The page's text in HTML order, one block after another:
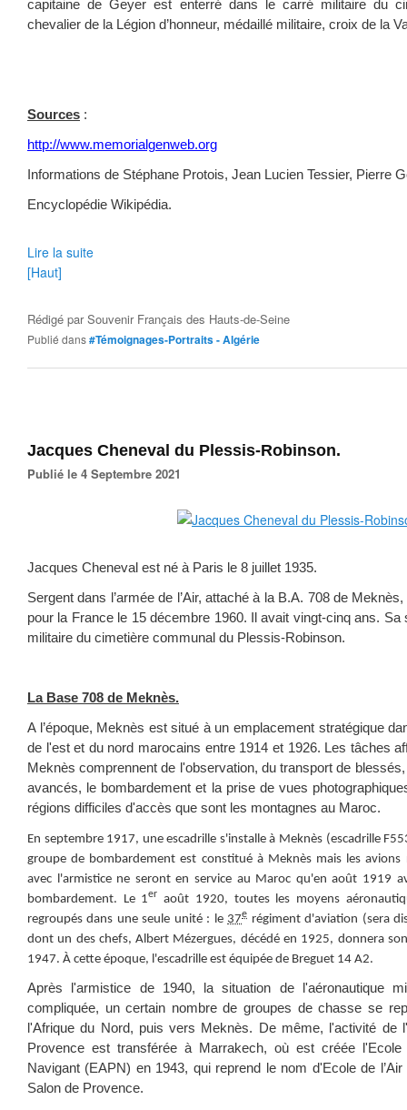
capitaine de Geyer est enterré dans le carré militaire du
chevalier de la Légion d’honneur, médaillé militaire, croix de la
Sources :
http://www.memorialgenweb.org
Informations de Stéphane Protois, Jean Lucien Tessier, Pierre
Encyclopédie Wikipédia.
Lire la suite
[Haut]
Rédigé parSouvenir Français des Hauts-de-Seine
Publié dans#Témoignages-Portraits - Algérie
Jacques Cheneval du Plessis-Robinson.
Publié le 4 Septembre 2021
Jacques Cheneval est né à Paris le 8 juillet 1935.
Sergent dans l’armée de l’Air, attaché à la B.A. 708 de
pour la France le 15 décembre 1960. Il avait vingt-cinq ans.
militaire du cimetière communal du Plessis-Robinson.
La Base 708 de Meknès.
A l’époque, Meknès est situé à un emplacement stratégique
de l'est et du nord marocains entre 1914 et 1926. Les tâches
Meknès comprennent de l'observation, du transport de
avancés, le bombardement et la prise de vues
régions difficiles d'accès que sont les montagnes au Maroc.
En septembre 1917, une escadrille s'installe à Meknès (escadrille
groupe de bombardement est constitué à Meknès mais les avions
avec l'armistice ne seront en service au Maroc qu'en août 1919
bombardement. Le 1er août 1920, toutes les moyens
regroupés dans une seule unité : le 37e régiment d'aviation (sera
dont un des chefs, Albert Mézergues, décédé en 1925, donnera
1947. À cette époque, l'escadrille est équipée de Breguet 14 A2.
Après l'armistice de 1940, la situation de l'aéronautique
compliquée, un certain nombre de groupes de chasse se
l'Afrique du Nord, puis vers Meknès. De même, l'activité de
Provence est transférée à Marrakech, où est créée l'Ecole
Navigant (EAPN) en 1943, qui reprend le nom d'Ecole de
Salon de Provence.